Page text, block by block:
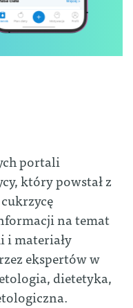
portali
który powstał z
na temat
i materiały
ekspertów w
dietetyka,